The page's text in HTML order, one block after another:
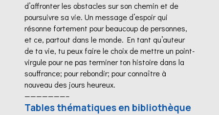
d’affronter les obstacles sur son chemin et de
poursuivre sa vie. Un message d’espoir qui
résonne fortement pour beaucoup de personnes,
et ce, partout dans le monde. En tant qu’auteur
de ta vie, tu peux faire le choix de mettre un point-
virgule pour ne pas terminer ton histoire dans la
souffrance; pour rebondir; pour connaître à
nouveau des jours heureux.
———————–
Tables thématiques en bibliothèque